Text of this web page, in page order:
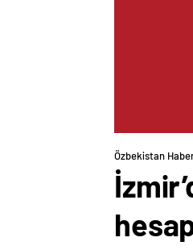
Özbekistan